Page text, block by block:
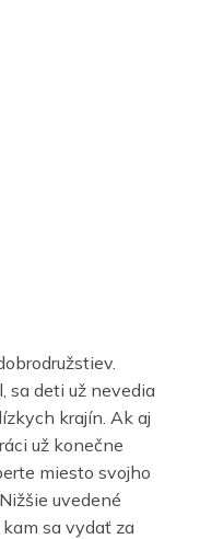
sa deti už nevedia
krajín. Ak aj
už konečne
miesto svojho
uvedené
sa vydať za